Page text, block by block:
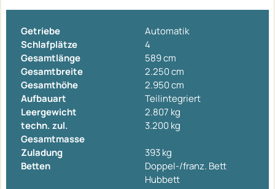
Getriebe
Automatik
Schlafplätze
4
Gesamtlänge
589 cm
Gesamtbreite
2.250 cm
Gesamthöhe
2.950 cm
Aufbauart
Teilintegriert
Leergewicht
2.807 kg
techn. zul.
Gesamtmasse
3.200 kg
Zuladung
393 kg
Betten
Doppel-/franz. Bett
Hubbett